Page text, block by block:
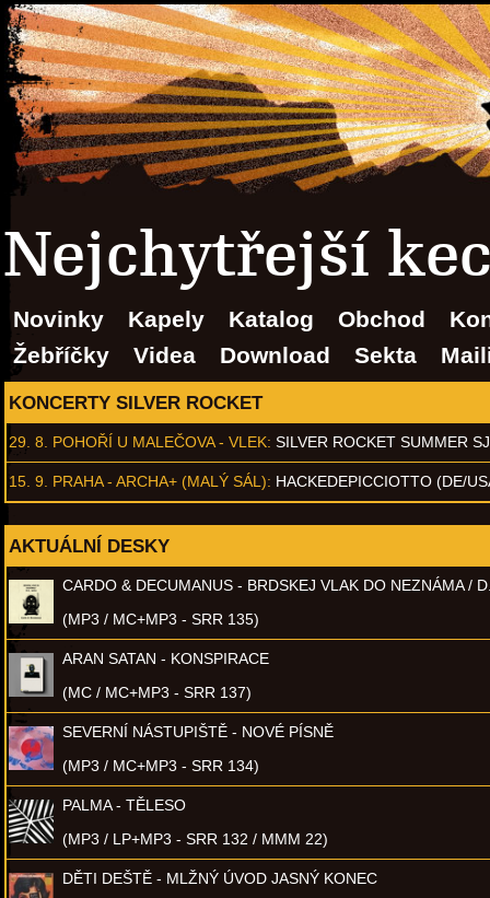
Nejchytřejší
Novinky Kapely Katalog Obchod
Žebříčky
Videa Download Sekta
KONCERTY SILVER ROCKET
29. 8. POHOŘÍ U MALEČOVA - VLEK: SILVER ROCKET SUMMER
15. 9. PRAHA - ARCHA+ (MALÝ SÁL): HACKEDEPICCIOTTO (DE/
AKTUÁLNÍ DESKY
CARDO & DECUMANUS - BRDSKEJ VLAK DO NEZNÁMA /
(MP3 / MC+MP3 - SRR 135)
ARAN SATAN - KONSPIRACE
(MC / MC+MP3 - SRR 137)
SEVERNÍ NÁSTUPIŠTĚ - NOVÉ PÍSNĚ
(MP3 / MC+MP3 - SRR 134)
PALMA - TĚLESO
(MP3 / LP+MP3 - SRR 132 / MMM 22)
DĚTI DEŠTĚ - MLŽNÝ ÚVOD JASNÝ KONEC